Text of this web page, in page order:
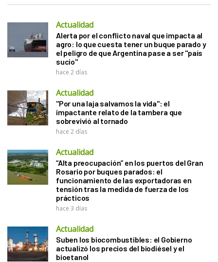
Actualidad
Alerta por el conflicto naval que impacta al
agro: lo que cuesta tener un buque parado y
el peligro de que Argentina pase a ser "país
sucio"
hace 2 días
Actualidad
"Por una laja salvamos la vida": el
impactante relato de la tambera que
sobrevivió al tornado
hace 2 días
Actualidad
“Alta preocupación” en los puertos del Gran
Rosario por buques parados: el
funcionamiento de las exportadoras en
tensión tras la medida de fuerza de los
prácticos
hace 3 días
Actualidad
Suben los biocombustibles: el Gobierno
actualizó los precios del biodiésel y el
bioetanol